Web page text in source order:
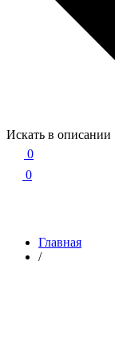
Искать в описании
0
0
Главная
/